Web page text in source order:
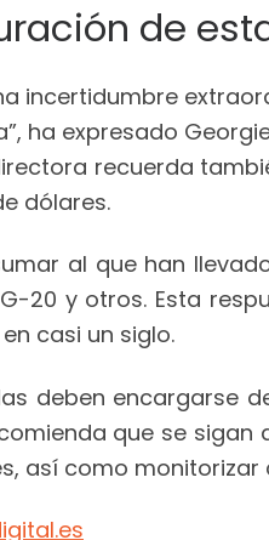
de
incertidumbre
ha expresado
recuerda
dólares.
al que han
20 y otros. Esta
en casi un siglo.
deben encargarse
que se
así como